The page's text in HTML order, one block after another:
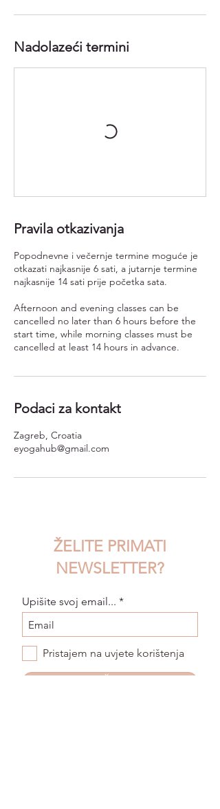
Nadolazeći termini
Pravila otkazivanja
Popodnevne i večernje termine moguće je
otkazati najkasnije 6 sati, a jutarnje termine
najkasnije 14 sati prije početka sata.
Afternoon and evening classes can be
cancelled no later than 6 hours before the
start time, while morning classes must be
cancelled at least 14 hours in advance.
Podaci za kontakt
Zagreb, Croatia
eyogahub@gmail.com
ŽELITE PRIMATI
NEWSLETTER?
Upišite svoj email...
Pristajem na uvjete korištenja